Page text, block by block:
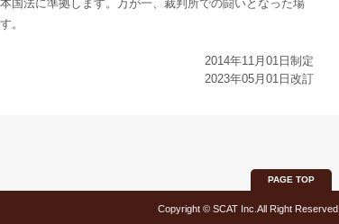
国法に準拠します。万が一、裁判所での闘いとなった場
。
2014年11月01日制定
2023年05月01日改訂
PAGE TOP
Copyright © SCAT Inc.All Right Reserved.